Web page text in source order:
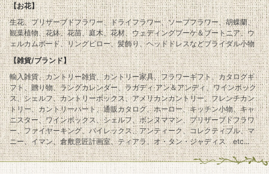
【お花】
生花、プリザーブドフラワー、ドライフラワー、ソープフラワー、胡蝶蘭、
観葉植物、花鉢、花苗、庭木、花材、ウェディングブーケ＆ブートニア、ウ
ェルカムボード、リングピロー、髪飾り、ヘッドドレスなどブライダル小物
【雑貨/ブランド】
輸入雑貨、カントリー雑貨、カントリー家具、フラワーギフト、カタログギ
フト、贈り物、ラングカレンダー、ラガディ アン＆アンディ、ワインボック
ス、シェルフ、カントリーボックス、アメリカンカントリー、フレンチカン
トリー、カントリーハート、通販カタログ、ホーロー、キッチン小物、キャ
ニスター、ワインボックス、シェルフ、ボンヌママン、プリザーブドフラワ
ー、ファイヤーキング、パイレックス、アンティーク、コレクティブル、マ
ニー、イマン、倉敷意匠計画室、ティアラ、オ・タン・ジャディス etc...